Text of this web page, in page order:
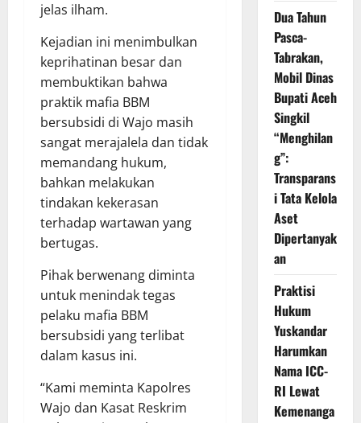
jelas ilham.
Kejadian ini menimbulkan
keprihatinan besar dan
membuktikan bahwa
praktik mafia BBM
bersubsidi di Wajo masih
sangat merajalela dan tidak
memandang hukum,
bahkan melakukan
tindakan kekerasan
terhadap wartawan yang
bertugas.
Pihak berwenang diminta
untuk menindak tegas
pelaku mafia BBM
bersubsidi yang terlibat
dalam kasus ini.
“Kami meminta Kapolres
Wajo dan Kasat Reskrim
Dua Tahun
Pasca-
Tabrakan,
Mobil Dinas
Bupati Aceh
Singkil
“Menghilan
g”:
Transparans
i Tata Kelola
Aset
Dipertanyak
an
Praktisi
Hukum
Yuskandar
Harumkan
Nama ICC-
RI Lewat
Kemenanga